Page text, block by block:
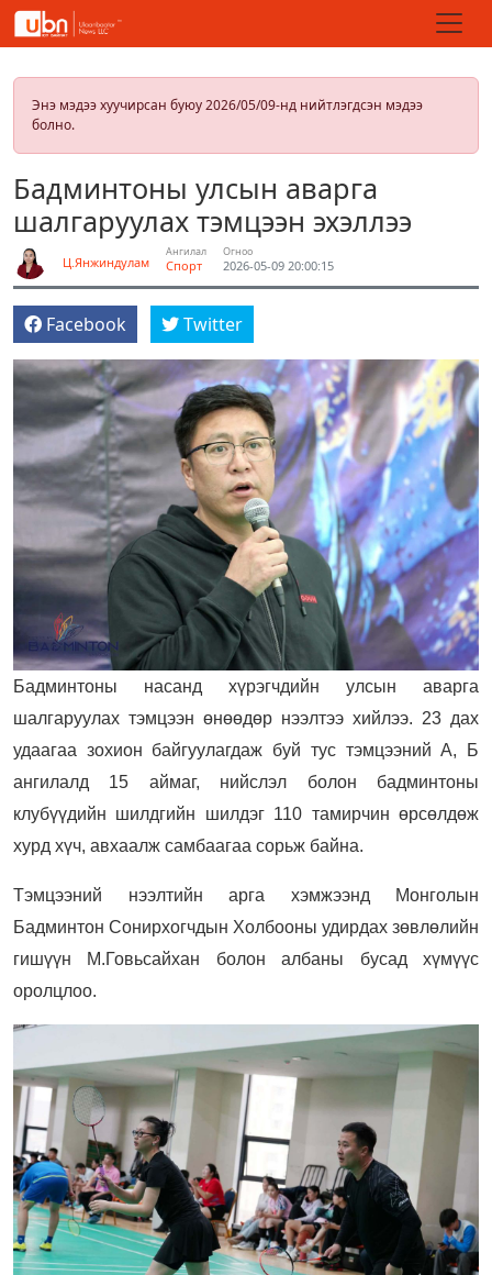
Энэ мэдээ хуучирсан буюу 2026/05/09-нд нийтлэгдсэн мэдээ
болно.
Бадминтоны улсын аварга
шалгаруулах тэмцээн эхэллээ
Ц.Янжиндулам
Ангилал
Спорт
Огноо
2026-05-09 20:00:15
Facebook Twitter
Бадминтоны насанд хүрэгчдийн улсын аварга
шалгаруулах тэмцээн өнөөдөр нээлтээ хийлээ. 23 дах
удаагаа зохион байгуулагдаж буй тус тэмцээний А, Б
ангилалд 15 аймаг, нийслэл болон бадминтоны
клубүүдийн шилдгийн шилдэг 110 тамирчин өрсөлдөж
хурд хүч, авхаалж самбаагаа сорьж байна.
Тэмцээний нээлтийн арга хэмжээнд Монголын
Бадминтон Сонирхогчдын Холбооны удирдах зөвлөлийн
гишүүн М.Говьсайхан болон албаны бусад хүмүүс
оролцлоо.